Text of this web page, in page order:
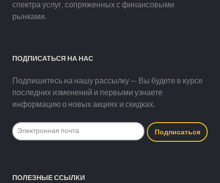
спектра услуг, сопряженных с финансовыми
рынками.
ПОДПИСАТЬСЯ НА НАС
Подпишитесь на нашу рассылку — Вы будете в курсе
последних изменений и первыми узнаете
информацию о новых акциях и скидках.
ПОЛЕЗНЫЕ ССЫЛКИ